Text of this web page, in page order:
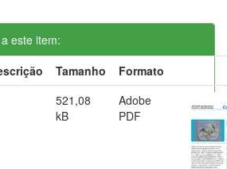
este item:
Tamanho
Formato
521,08
kB
Adobe
PDF